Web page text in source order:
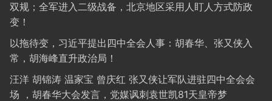
双规；全军进入二级战备，北京地区采用人盯人方式防政
变！
以拖待变，习近平提出四中全会人事：胡春华、张又侠入
常，胡海峰直升政治局！
汪洋 胡锦涛 温家宝 曾庆红 张又侠让军队进驻四中全会会
场 ，胡春华大会发言，党媒讽刺袁世凯81天皇帝梦